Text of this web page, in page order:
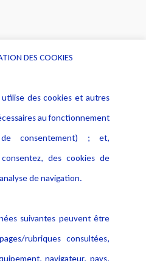
Publications
DES COOKIES
des cookies et autres
au fonctionnement
consentement) ; et,
des cookies de
de navigation.
suivantes peuvent être
rubriques consultées,
navigateur, pays,